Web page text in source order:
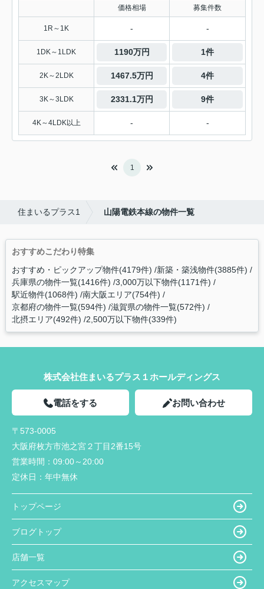
価格相場 募集件数
1R～1K - -
1DK～1LDK 1190万円 1件
2K～2LDK 1467.5万円 4件
3K～3LDK 2331.1万円 9件
4K～4LDK以上 - -
1
住まいるプラス1 山陽電鉄本線の物件一覧
おすすめこだわり特集
おすすめ・ピックアップ物件(4179件) 新築・築浅物件(3885件)
兵庫県の物件一覧(1416件) 3,000万以下物件(1171件)
駅近物件(1068件) 南大阪エリア(754件)
京都府の物件一覧(594件) 滋賀県の物件一覧(572件)
北摂エリア(492件) 2,500万以下物件(339件)
株式会社住まいるプラス１ホールディングス
電話をする お問い合わせ
〒573-0005
大阪府枚方市池之宮２丁目2番15号
営業時間： 09:00～20:00
定休日： 年中無休
トップページ
ブログトップ
店舗一覧
アクセスマップ